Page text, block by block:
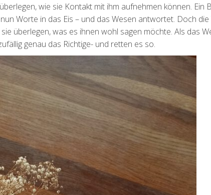
wie sie Kontakt mit ihm aufnehmen können.
Worte in das Eis – und das Wesen antwortet. Doch
überlegen, was es ihnen wohl sagen möchte. Als das
genau das Richtige- und retten es so.